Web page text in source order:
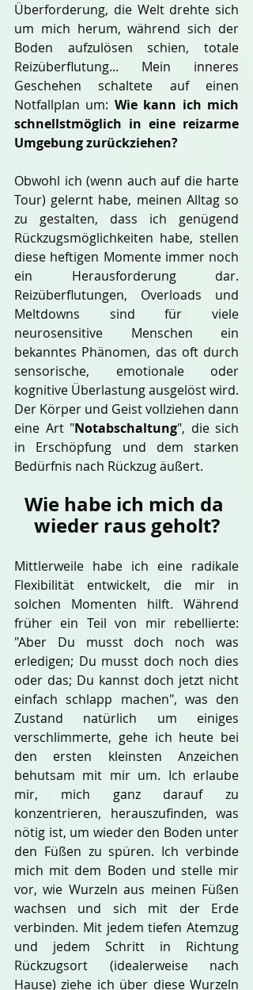
Überforderung, die Welt drehte sich
um mich herum, während sich der
Boden aufzulösen schien, totale
Reizüberflutung... Mein inneres
Geschehen schaltete auf einen
Notfallplan um: Wie kann ich mich
schnellstmöglich in eine reizarme
Umgebung zurückziehen?
Obwohl ich (wenn auch auf die harte
Tour) gelernt habe, meinen Alltag so
zu gestalten, dass ich genügend
Rückzugsmöglichkeiten habe, stellen
diese heftigen Momente immer noch
ein Herausforderung dar.
Reizüberflutungen, Overloads und
Meltdowns sind für viele
neurosensitive Menschen ein
bekanntes Phänomen, das oft durch
sensorische, emotionale oder
kognitive Überlastung ausgelöst wird.
Der Körper und Geist vollziehen dann
eine Art "Notabschaltung", die sich
in Erschöpfung und dem starken
Bedürfnis nach Rückzug äußert.
Wie habe ich mich da
wieder raus geholt?
Mittlerweile habe ich eine radikale
Flexibilität entwickelt, die mir in
solchen Momenten hilft. Während
früher ein Teil von mir rebellierte:
"Aber Du musst doch noch was
erledigen; Du musst doch noch dies
oder das; Du kannst doch jetzt nicht
einfach schlapp machen", was den
Zustand natürlich um einiges
verschlimmerte, gehe ich heute bei
den ersten kleinsten Anzeichen
behutsam mit mir um. Ich erlaube
mir, mich ganz darauf zu
konzentrieren, herauszufinden, was
nötig ist, um wieder den Boden unter
den Füßen zu spüren. Ich verbinde
mich mit dem Boden und stelle mir
vor, wie Wurzeln aus meinen Füßen
wachsen und sich mit der Erde
verbinden. Mit jedem tiefen Atemzug
und jedem Schritt in Richtung
Rückzugsort (idealerweise nach
Hause) ziehe ich über diese Wurzeln